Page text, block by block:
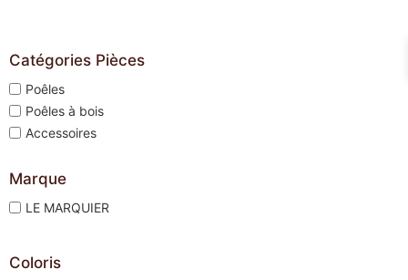
Catégories Pièces
Poêles
Poêles à bois
Accessoires
Marque
LE MARQUIER
Coloris